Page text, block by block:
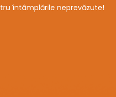
întâmplările neprevăzute!